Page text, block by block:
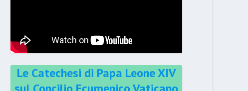
Le Catechesi di Papa Leone XIV